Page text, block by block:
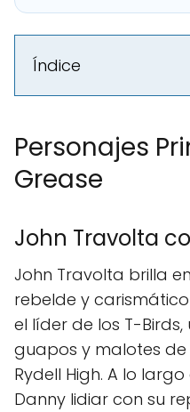
Índice
Personajes
Grease
John Travolta
John Travolta brilla
rebelde y carismático
el líder de los T-
guapos y malotes
Rydell High. A lo
Danny lidiar con su